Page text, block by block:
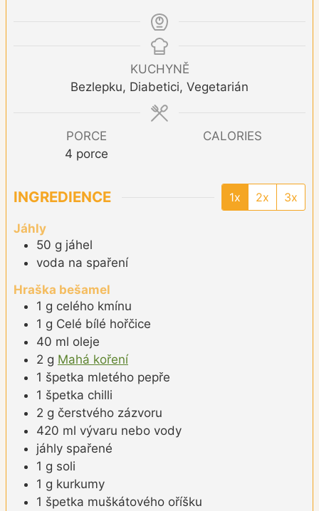
KUCHYNĚ
Bezlepku, Diabetici, Vegetarián
PORCE
4 porce
CALORIES
INGREDIENCE 1x 2x 3x
Jáhly
50 g jáhel
voda na spaření
Hraška bešamel
1 g celého kmínu
1 g Celé bílé hořčice
40 ml oleje
2 g Mahá koření
1 špetka mletého pepře
1 špetka chilli
2 g čerstvého zázvoru
420 ml vývaru nebo vody
jáhly spařené
1 g soli
1 g kurkumy
1 špetka muškátového oříšku